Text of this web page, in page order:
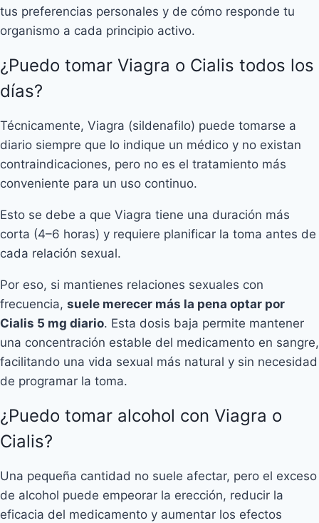
tus preferencias personales y de cómo responde tu
organismo a cada principio activo.
¿Puedo tomar Viagra o Cialis todos los
días?
Técnicamente, Viagra (sildenafilo) puede tomarse a
diario siempre que lo indique un médico y no existan
contraindicaciones, pero no es el tratamiento más
conveniente para un uso continuo.
Esto se debe a que Viagra tiene una duración más
corta (4–6 horas) y requiere planificar la toma antes de
cada relación sexual.
Por eso, si mantienes relaciones sexuales con
frecuencia, suele merecer más la pena optar por
Cialis 5 mg diario. Esta dosis baja permite mantener
una concentración estable del medicamento en sangre,
facilitando una vida sexual más natural y sin necesidad
de programar la toma.
¿Puedo tomar alcohol con Viagra o
Cialis?
Una pequeña cantidad no suele afectar, pero el exceso
de alcohol puede empeorar la erección, reducir la
eficacia del medicamento y aumentar los efectos